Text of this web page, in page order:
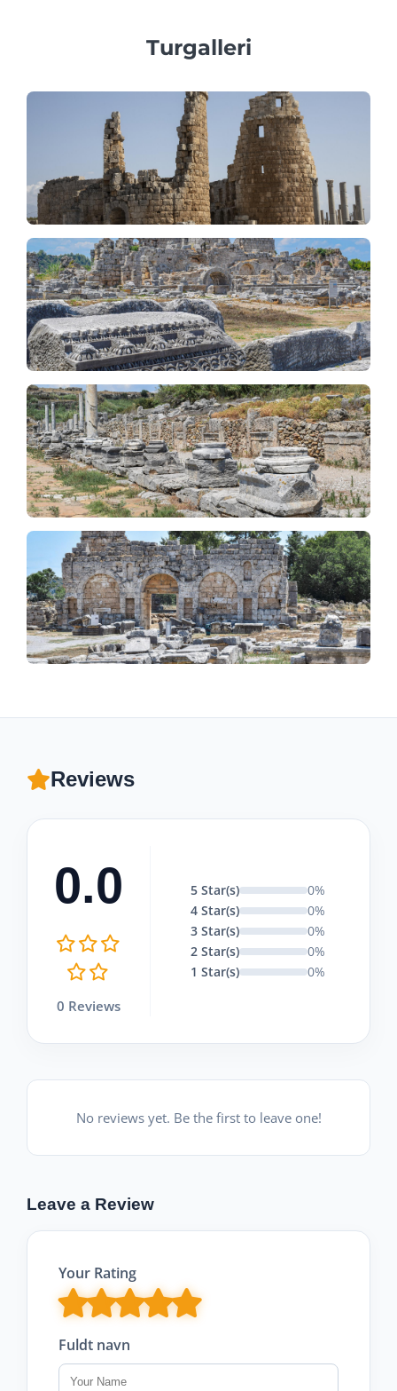
Turgalleri
Reviews
0.0
0 Reviews
5 Star(s)
0%
4 Star(s)
0%
3 Star(s)
0%
2 Star(s)
0%
1 Star(s)
0%
No reviews yet. Be the first to leave one!
Leave a Review
Your Rating
Fuldt navn